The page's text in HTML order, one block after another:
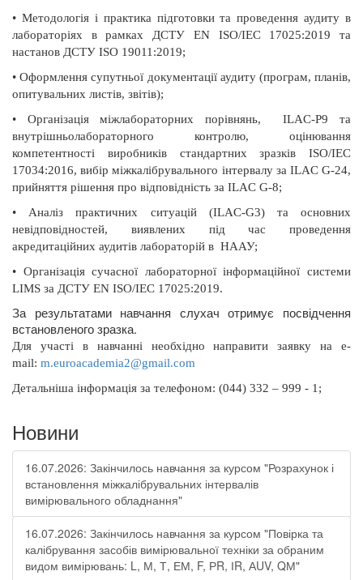
• Методологія і практика підготовки та проведенняаудиту в
лабораторіях в рамках ДСТУ EN ISO/IEC 17025:2019 та
настанов ДСТУ ISO 19011:2019;
• Оформлення супутньої документації аудиту (програм, планів,
опитувальних листів, звітів);
•
Організація міжлабораторних порівнянь,
ILAC-Р9 та
внутрішньолабораторного контролю, оцінювання
компетентності виробників стандартних зразків ISO/IEC
17034:2016, вибір міжкалібрувального інтервалу за ILAC G-24,
прийняття рішення про відповідність за ILAC G-8;
•
Аналіз практичних ситуацій (ILAC-G3) та основних
невідповідностей, виявлених під час проведення
акредитаційних аудитів лабораторій в НААУ;
• Організація сучасної лабораторної інформаційної системи
LIMS за ДСТУ EN ISO/IEC 17025:2019.
За результатами навчання слухач отримує посвідчення
встановленого зразка.
Для участі в навчанні необхідно направити заявку на e-
mail: m.euroacademia2@gmail.com
Детальніша інформація за телефоном: (044) 332 – 999 - 1;
Новини
16.07.2026: Закінчилось навчання за курсом "Розрахунок і
встановлення міжкалібрувальних інтервалів
вимірювального обладнання"
16.07.2026: Закінчилось навчання за курсом "Повірка та
калібрування засобів вимірювальної техніки за обраним
видом вимірювань: L, М, Т, ЕМ, F, РR, ІR, АUV, QМ"